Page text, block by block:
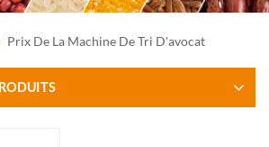
Prix De La Machine De Tri D'avocat